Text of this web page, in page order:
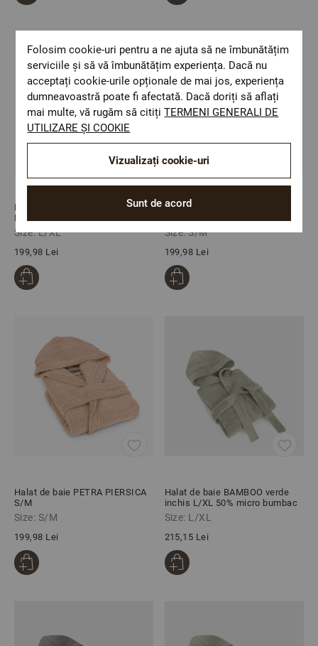
Halat de baie PETRA PIERSICA
L/XL
Size: L/XL
199,98 Lei
Halat de baie PETRA
Size: S/M
199,98 Lei
Halat de baie PETRA PIERSICA
S/M
Size: S/M
199,98 Lei
Halat de baie BAMBOO verde
inchis L/XL 50% micro bumbac
50% bambus
Size: L/XL
215,15 Lei
Folosim cookie-uri pentru a ne ajuta să ne îmbunătățim
serviciile și să vă îmbunătățim experiența. Dacă nu
acceptați cookie-urile opționale de mai jos, experiența
dumneavoastră poate fi afectată. Dacă doriți să aflați
mai multe, vă rugăm să citițiTERMENI GENERALI DE
UTILIZARE ȘI COOKIE
Sunt de acord
Vizualizați cookie-uri